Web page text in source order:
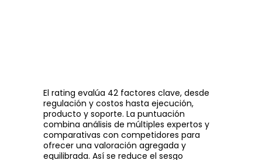
El rating evalúa 42 factores clave, desde
regulación y costos hasta ejecución,
producto y soporte. La puntuación
combina análisis de múltiples expertos y
comparativas con competidores para
ofrecer una valoración agregada y
equilibrada. Así se reduce el sesgo